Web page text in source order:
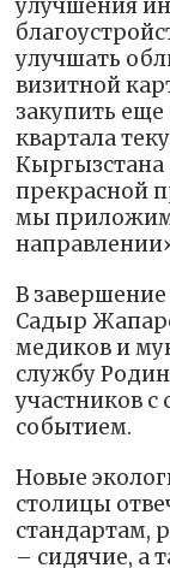
улучшения
улучшать
визитной
закупить
квартала
прекрасной
мы приложим
В
Садыр
медиков и
службу
участников
событием.
Новые
столицы
стандартам,
– сидячие, а